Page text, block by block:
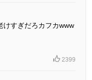
けすぎだろカフカwww
2399